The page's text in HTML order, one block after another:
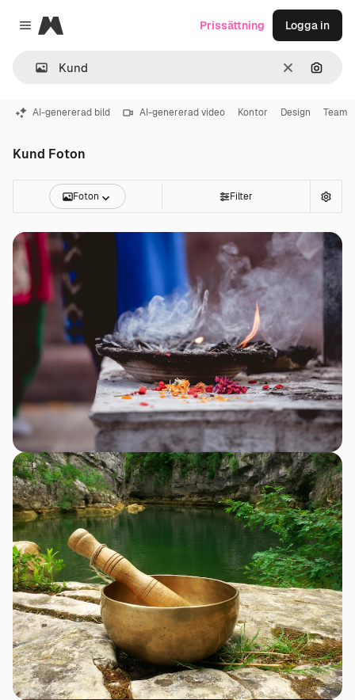
Close menu
Magnific
RensaSök
Prissättning Logga in
AI-genererad bild AI-genererad video Kontor Design Team
Kund Foton
Foton Filter